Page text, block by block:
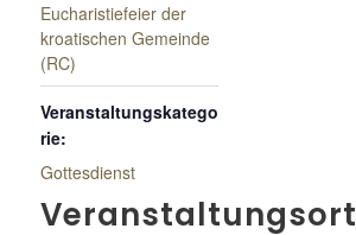
Eucharistiefeier der
kroatischen Gemeinde
(RC)
Veranstaltungskatego
rie:
Gottesdienst
Veranstaltungsort